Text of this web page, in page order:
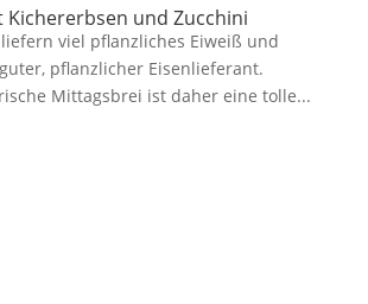
Kichererbsen und Zucchini
viel pflanzliches Eiweiß und
pflanzlicher Eisenlieferant.
Mittagsbrei ist daher eine tolle...